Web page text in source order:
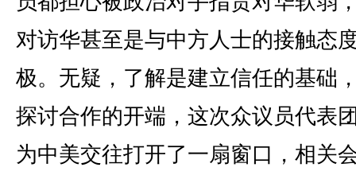
对访华甚至是与中方人士的接触态
极。无疑，了解是建立信任的基础
探讨合作的开端，这次众议员代表
为中美交往打开了一扇窗口，相关